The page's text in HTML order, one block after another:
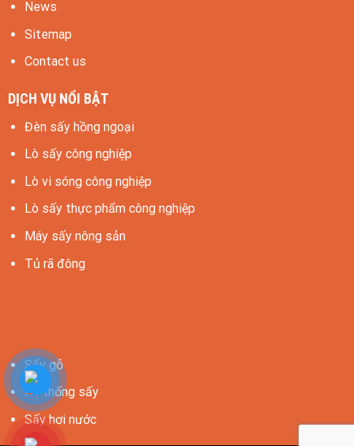
News
Sitemap
Contact us
DỊCH VỤ NỔI BẬT
Đèn sấy hồng ngoại
Lò sấy công nghiệp
Lò vi sóng công nghiệp
Lò sấy thực phẩm công nghiệp
Máy sấy nông sản
Tủ rã đông
Sấy gỗ
Hệ thống sấy
Sấy hơi nước